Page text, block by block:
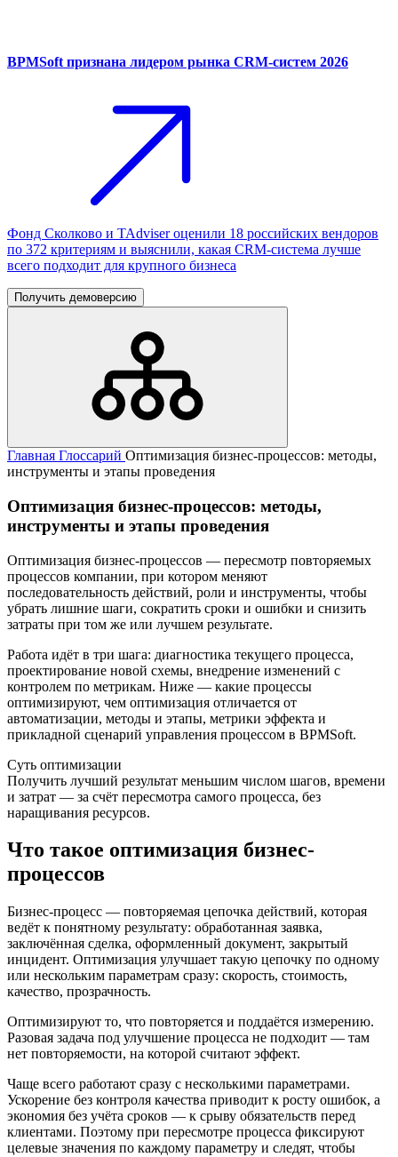
BPMSoft признана лидером рынка CRM-систем 2026
Фонд Сколково и TAdviser оценили 18 российских вендоров
по 372 критериям и выяснили, какая CRM-система лучше
всего подходит для крупного бизнеса
Получить демоверсию
Главная Глоссарий Оптимизация бизнес-процессов: методы,
инструменты и этапы проведения
Оптимизация бизнес-процессов: методы,
инструменты и этапы проведения
Оптимизация бизнес-процессов — пересмотр повторяемых
процессов компании, при котором меняют
последовательность действий, роли и инструменты, чтобы
убрать лишние шаги, сократить сроки и ошибки и снизить
затраты при том же или лучшем результате.
Работа идёт в три шага: диагностика текущего процесса,
проектирование новой схемы, внедрение изменений с
контролем по метрикам. Ниже — какие процессы
оптимизируют, чем оптимизация отличается от
автоматизации, методы и этапы, метрики эффекта и
прикладной сценарий управления процессом в BPMSoft.
Суть оптимизации
Получить лучший результат меньшим числом шагов, времени
и затрат — за счёт пересмотра самого процесса, без
наращивания ресурсов.
Что такое оптимизация бизнес-
процессов
Бизнес-процесс — повторяемая цепочка действий, которая
ведёт к понятному результату: обработанная заявка,
заключённая сделка, оформленный документ, закрытый
инцидент. Оптимизация улучшает такую цепочку по одному
или нескольким параметрам сразу: скорость, стоимость,
качество, прозрачность.
Оптимизируют то, что повторяется и поддаётся измерению.
Разовая задача под улучшение процесса не подходит — там
нет повторяемости, на которой считают эффект.
Чаще всего работают сразу с несколькими параметрами.
Ускорение без контроля качества приводит к росту ошибок, а
экономия без учёта сроков — к срыву обязательств перед
клиентами. Поэтому при пересмотре процесса фиксируют
целевые значения по каждому параметру и следят, чтобы